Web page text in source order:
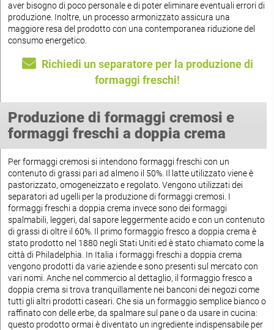
aver bisogno di poco personale e di poter eliminare eventuali errori di
produzione. Inoltre, un processo armonizzato assicura una
maggiore resa del prodotto con una contemporanea riduzione del
consumo energetico.
Richiedi un separatore per la produzione di
formaggi freschi!
Produzione di formaggi cremosi e
formaggi freschi a doppia crema
Per formaggi cremosi si intendono formaggi freschi con un
contenuto di grassi pari ad almeno il 50%. Il latte utilizzato viene è
pastorizzato, omogeneizzato e regolato. Vengono utilizzati dei
separatori ad ugelli per la produzione di formaggi cremosi. I
formaggi freschi a doppia crema invece sono dei formaggi
spalmabili, leggeri, dal sapore leggermente acido e con un contenuto
di grassi di oltre il 60%. Il primo formaggio fresco a doppia crema è
stato prodotto nel 1880 negli Stati Uniti ed è stato chiamato come la
città di Philadelphia. In Italia i formaggi freschi a doppia crema
vengono prodotti da varie aziende e sono presenti sul mercato con
vari nomi. Anche nel commercio al dettaglio, il formaggio fresco a
doppia crema si trova tranquillamente nei banconi dei negozi come
tutti gli altri prodotti caseari. Che sia un formaggio semplice bianco o
raffinato con delle erbe, da spalmare sul pane o da usare in cucina:
questo prodotto ormai è diventato un ingrediente indispensabile per